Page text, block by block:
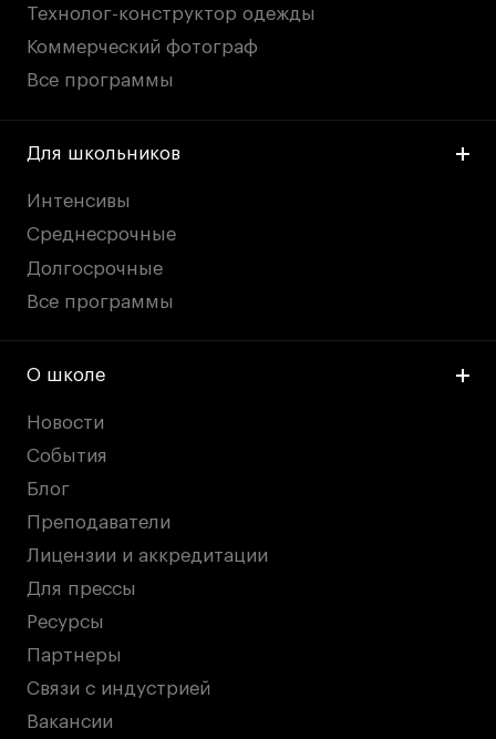
Технолог-конструктор одежды
Коммерческий фотограф
Все программы
Для школьников
Интенсивы
Среднесрочные
Долгосрочные
Все программы
О школе
Новости
События
Блог
Преподаватели
Лицензии и аккредитации
Для прессы
Ресурсы
Партнеры
Связи с индустрией
Вакансии